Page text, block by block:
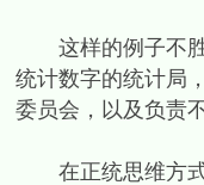
这样的例子不胜
统计数字的统计局
委员会，以及负责
在正统思维方式